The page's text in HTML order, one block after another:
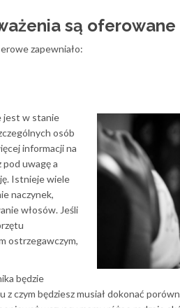
są oferowane
zapewniało:
jest w stanie
osób
informacji na
uwagę a
Istnieje wiele
naczynek,
włosów. Jeśli
ostrzegawczym,
będzie
czym będziesz musiał dokonać